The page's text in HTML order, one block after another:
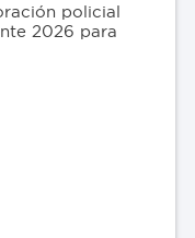
policial
2026 para